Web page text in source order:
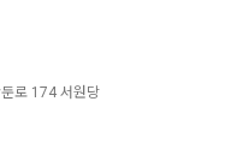
로 174 서원당